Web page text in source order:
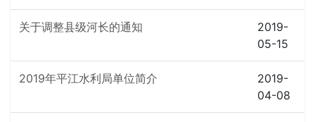
关于调整县级河长的通知
2019-
05-15
2019年平江水利局单位简介
2019-
04-08